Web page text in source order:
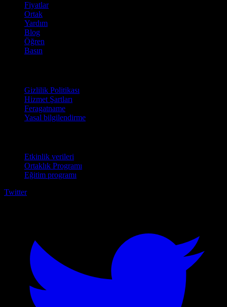
Fiyatlar
Ortak
Yardım
Blog
Öğren
Basın
Gizlilik Politikası
Hizmet Şartları
Feragatname
Yasal bilgilendirme
Etkinlik verileri
Ortaklık Programı
Eğitim programı
Twitter